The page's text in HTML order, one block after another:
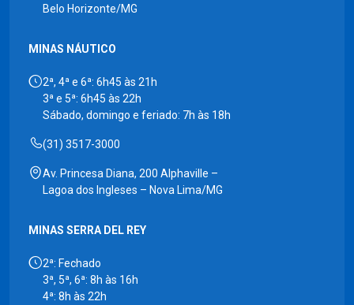
Belo Horizonte/MG
MINAS NÁUTICO
2ª, 4ª e 6ª: 6h45 às 21h
3ª e 5ª: 6h45 às 22h
Sábado, domingo e feriado: 7h às 18h
(31) 3517-3000
Av. Princesa Diana, 200 Alphaville –
Lagoa dos Ingleses – Nova Lima/MG
MINAS SERRA DEL REY
2ª: Fechado
3ª, 5ª, 6ª: 8h às 16h
4ª: 8h às 22h